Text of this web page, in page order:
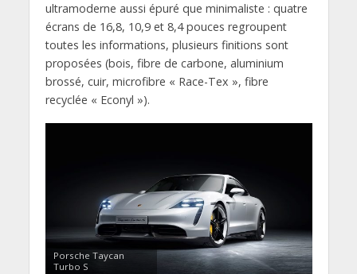
ultramoderne aussi épuré que minimaliste : quatre
écrans de 16,8, 10,9 et 8,4 pouces regroupent
toutes les informations, plusieurs finitions sont
proposées (bois, fibre de carbone, aluminium
brossé, cuir, microfibre « Race-Tex », fibre
recyclée « Econyl »).
Porsche Taycan
Turbo S